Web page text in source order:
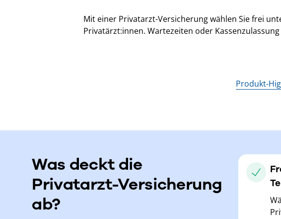
Mit einer Privatarzt-Versicherung wählen Sie frei
Privatärzt:innen. Wartezeiten oder
Produkt-
Was deckt die
Privatarzt-Versicherung
ab?